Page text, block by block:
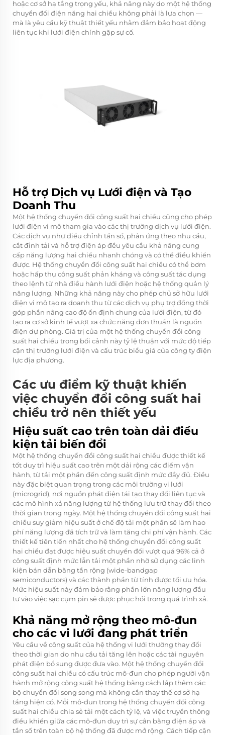
hoặc cơ sở hạ tầng trọng yếu, khả năng này do một hệ thống
chuyển đổi điện năng hai chiều không phải là lựa chọn —
mà là yêu cầu kỹ thuật thiết yếu nhằm đảm bảo hoạt động
liên tục khi lưới điện chính gặp sự cố.
Hỗ trợ Dịch vụ Lưới điện và Tạo
Doanh Thu
Một hệ thống chuyển đổi công suất hai chiều cũng cho phép
lưới điện vi mô tham gia vào các thị trường dịch vụ lưới điện.
Các dịch vụ như điều chỉnh tần số, phản ứng theo nhu cầu,
cắt đỉnh tải và hỗ trợ điện áp đều yêu cầu khả năng cung
cấp năng lượng hai chiều nhanh chóng và có thể điều khiển
được. Hệ thống chuyển đổi công suất hai chiều có thể bơm
hoặc hấp thụ công suất phản kháng và công suất tác dụng
theo lệnh từ nhà điều hành lưới điện hoặc hệ thống quản lý
năng lượng. Những khả năng này cho phép chủ sở hữu lưới
điện vi mô tạo ra doanh thu từ các dịch vụ phụ trợ đồng thời
góp phần nâng cao độ ổn định chung của lưới điện, từ đó
tạo ra cơ sở kinh tế vượt xa chức năng đơn thuần là nguồn
điện dự phòng. Giá trị của một hệ thống chuyển đổi công
suất hai chiều trong bối cảnh này tỷ lệ thuận với mức độ tiếp
cận thị trường lưới điện và cấu trúc biểu giá của công ty điện
lực địa phương.
Các ưu điểm kỹ thuật khiến
việc chuyển đổi công suất hai
chiều trở nên thiết yếu
Hiệu suất cao trên toàn dải điều
kiện tải biến đổi
Một hệ thống chuyển đổi công suất hai chiều được thiết kế
tốt duy trì hiệu suất cao trên một dải rộng các điểm vận
hành, từ tải một phần đến công suất định mức đầy đủ. Điều
này đặc biệt quan trọng trong các môi trường vi lưới
(microgrid), nơi nguồn phát điện tái tạo thay đổi liên tục và
các mô hình xả năng lượng từ hệ thống lưu trữ thay đổi theo
thời gian trong ngày. Một hệ thống chuyển đổi công suất hai
chiều suy giảm hiệu suất ở chế độ tải một phần sẽ làm hao
phí năng lượng đã tích trữ và làm tăng chi phí vận hành. Các
thiết kế tiên tiến nhất cho hệ thống chuyển đổi công suất
hai chiều đạt được hiệu suất chuyển đổi vượt quá 96% cả ở
công suất định mức lẫn tải một phần nhờ sử dụng các linh
kiện bán dẫn băng tần rộng (wide-bandgap
semiconductors) và các thành phần từ tính được tối ưu hóa.
Mức hiệu suất này đảm bảo rằng phần lớn năng lượng đầu
tư vào việc sạc cụm pin sẽ được phục hồi trong quá trình xả.
Khả năng mở rộng theo mô-đun
cho các vi lưới đang phát triển
Yêu cầu về công suất của hệ thống vi lưới thường thay đổi
theo thời gian do nhu cầu tải tăng lên hoặc các tài nguyên
phát điện bổ sung được đưa vào. Một hệ thống chuyển đổi
công suất hai chiều có cấu trúc mô-đun cho phép người vận
hành mở rộng công suất hệ thống bằng cách lắp thêm các
bộ chuyển đổi song song mà không cần thay thế cơ sở hạ
tầng hiện có. Mỗi mô-đun trong hệ thống chuyển đổi công
suất hai chiều chia sẻ tải một cách tỷ lệ, và việc truyền thông
điều khiển giữa các mô-đun duy trì sự cân bằng điện áp và
tần số trên toàn bộ hệ thống đã được mở rộng. Cách tiếp cận